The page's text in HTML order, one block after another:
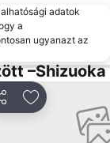
adatok
a
ugyanazt az
–Shizuoka
Hozzáadás